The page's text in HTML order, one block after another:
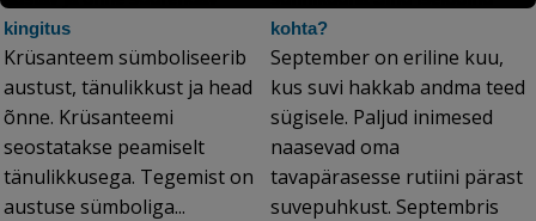
kingitus
Krüsanteem sümboliseerib
austust, tänulikkust ja head
õnne. Krüsanteemi
seostatakse peamiselt
tänulikkusega. Tegemist on
austuse sümboliga...
kohta?
September on eriline kuu,
kus suvi hakkab andma teed
sügisele. Paljud inimesed
naasevad oma
tavapärasesse rutiini pärast
suvepuhkust. Septembris